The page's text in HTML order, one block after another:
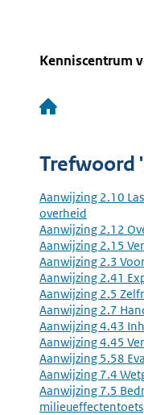
Kenniscentrum
Hoofdnavigatie
Trefwoord
Aanwijzing 2.10
overheid
Aanwijzing 2.12
Aanwijzing 2.15
Aanwijzing 2.3
Aanwijzing 2.41
Aanwijzing 2.5
Aanwijzing 2.7
Aanwijzing 4.43
Aanwijzing 4.45
Aanwijzing 5.58
Aanwijzing 7.4
Aanwijzing 7.5
milieueffectentoets